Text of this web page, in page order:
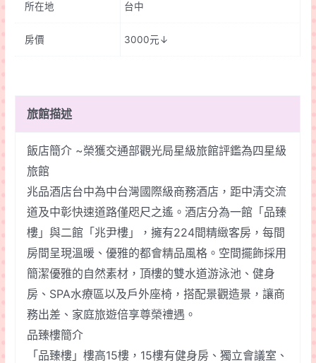
quantity
所在地 台中
房價 3000元↓
旅館描述
飯店簡介 ~榮獲交通部觀光局星級旅館評鑑為四星級
旅館
兆品酒店台中為中台灣國際級商務酒店，距中清交流
道及中彰快速道路僅咫尺之遙。酒店分為一館「品臻
樓」與二館「兆尹樓」，擁有224間精緻客房，每間
房間呈現溫暖、優雅的都會精品風格。空間擺飾採用
簡潔優雅的自然素材，頂樓的雙水道游泳池、健身
房、SPA水療區以及戶外座椅，搭配景觀造景，讓商
務出差、家庭旅遊倍享尊榮禮遇。
品臻樓簡介
「品臻樓」樓高15樓，15樓有健身房、獨立會議室、